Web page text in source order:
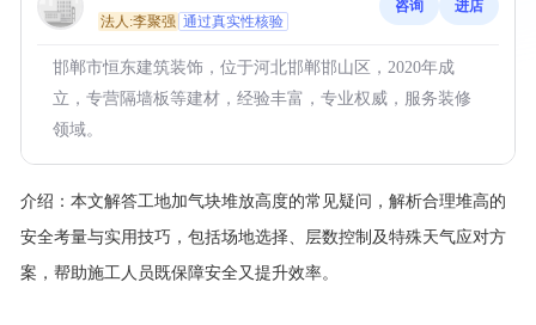
司
法人:李聚强 通过真实性核验
咨询 进店
邯郸市恒东建筑装饰，位于河北邯郸邯山区，2020年成
立，专营隔墙板等建材，经验丰富，专业权威，服务装修
领域。
介绍： 本文解答工地加气块堆放高度的常见疑问，解析合理堆高的
安全考量与实用技巧，包括场地选择、层数控制及特殊天气应对方
案，帮助施工人员既保障安全又提升效率。